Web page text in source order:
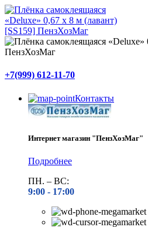
+7(999) 612-11-70
Контакты
Интернет магазин "ПензХозМаг"
Подробнее
ПН. – ВС:
9:00 - 17:00